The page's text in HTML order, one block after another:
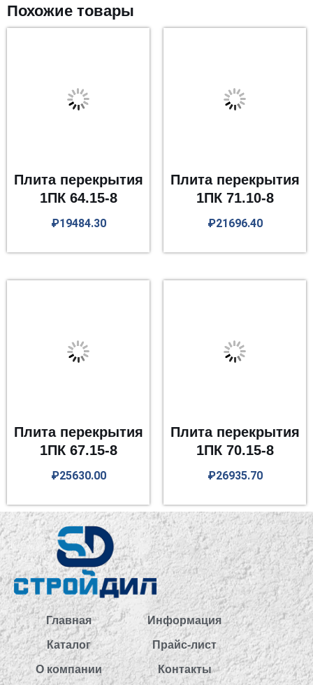
Похожие товары
Плита перекрытия
1ПК 64.15-8
₽19484.30
Плита перекрытия
1ПК 71.10-8
₽21696.40
Плита перекрытия
1ПК 67.15-8
₽25630.00
Плита перекрытия
1ПК 70.15-8
₽26935.70
Главная
Каталог
О компании
Информация
Прайс-лист
Контакты